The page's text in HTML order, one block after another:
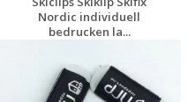
Nordic individuell
bedrucken la...
Werbeartikel
anfragen